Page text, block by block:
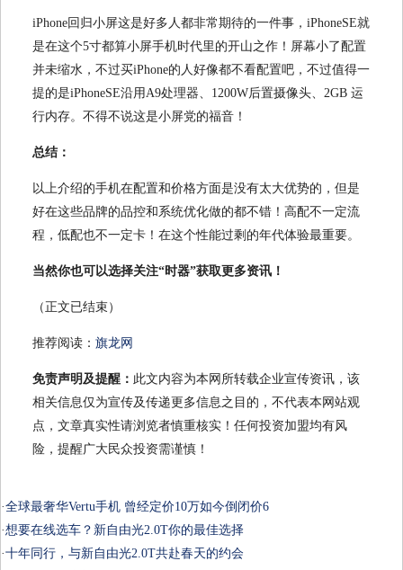
iPhone回归小屏这是好多人都非常期待的一件事，iPhoneSE就
是在这个5寸都算小屏手机时代里的开山之作！屏幕小了配置
并未缩水，不过买iPhone的人好像都不看配置吧，不过值得一
提的是iPhoneSE沿用A9处理器、1200W后置摄像头、2GB 运
行内存。不得不说这是小屏党的福音！
总结：
以上介绍的手机在配置和价格方面是没有太大优势的，但是
好在这些品牌的品控和系统优化做的都不错！高配不一定流
程，低配也不一定卡！在这个性能过剩的年代体验最重要。
当然你也可以选择关注“时器”获取更多资讯！
（正文已结束）
推荐阅读： 旗龙网
免责声明及提醒： 此文内容为本网所转载企业宣传资讯，该
相关信息仅为宣传及传递更多信息之目的，不代表本网站观
点，文章真实性请浏览者慎重核实！任何投资加盟均有风
险，提醒广大民众投资需谨慎！
·全球最奢华Vertu手机 曾经定价10万如今倒闭价6
·想要在线选车？新自由光2.0T你的最佳选择
·十年同行，与新自由光2.0T共赴春天的约会